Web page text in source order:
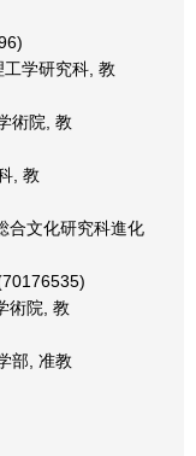
学研究科, 教
術院, 教
, 教
合文化研究科進化
術院, 教
部, 准教